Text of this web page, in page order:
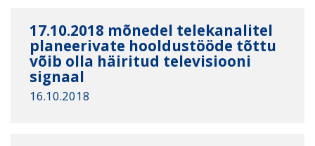
17.10.2018 mõnedel telekanalitel
planeerivate hooldustööde tõttu
võib olla häiritud televisiooni
signaal
16.10.2018